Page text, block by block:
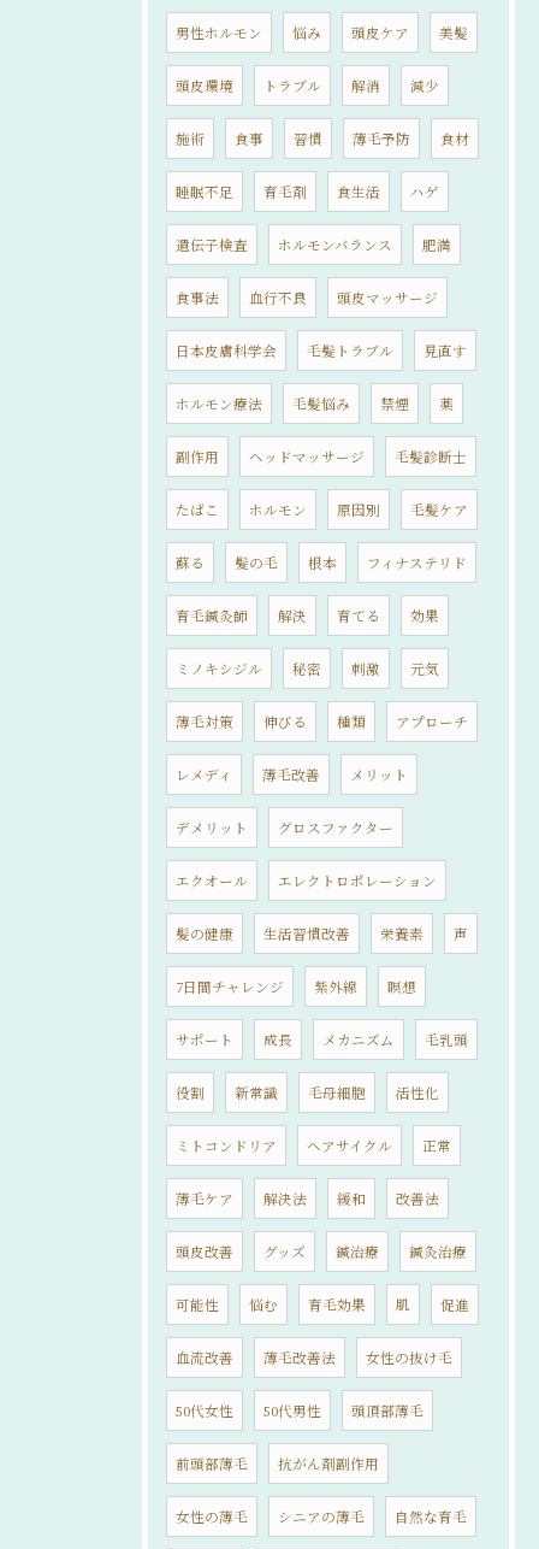
男性ホルモン 悩み 頭皮ケア 美髪
頭皮環境 トラブル 解消 減少
施術 食事 習慣 薄毛予防 食材
睡眠不足 育毛剤 食生活 ハゲ
遺伝子検査 ホルモンバランス 肥満
食事法 血行不良 頭皮マッサージ
日本皮膚科学会 毛髪トラブル 見直す
ホルモン療法 毛髪悩み 禁煙 薬
副作用 ヘッドマッサージ 毛髪診断士
たばこ ホルモン 原因別 毛髪ケア
蘇る 髪の毛 根本 フィナステリド
育毛鍼灸師 解決 育てる 効果
ミノキシジル 秘密 刺激 元気
薄毛対策 伸びる 種類 アプローチ
レメディ 薄毛改善 メリット
デメリット グロスファクター
エクオール エレクトロポレーション
髪の健康 生活習慣改善 栄養素 声
7日間チャレンジ 紫外線 瞑想
サポート 成長 メカニズム 毛乳頭
役割 新常識 毛母細胞 活性化
ミトコンドリア ヘアサイクル 正常
薄毛ケア 解決法 緩和 改善法
頭皮改善 グッズ 鍼治療 鍼灸治療
可能性 悩む 育毛効果 肌 促進
血流改善 薄毛改善法 女性の抜け毛
50代女性 50代男性 頭頂部薄毛
前頭部薄毛 抗がん剤副作用
女性の薄毛 シニアの薄毛 自然な育毛